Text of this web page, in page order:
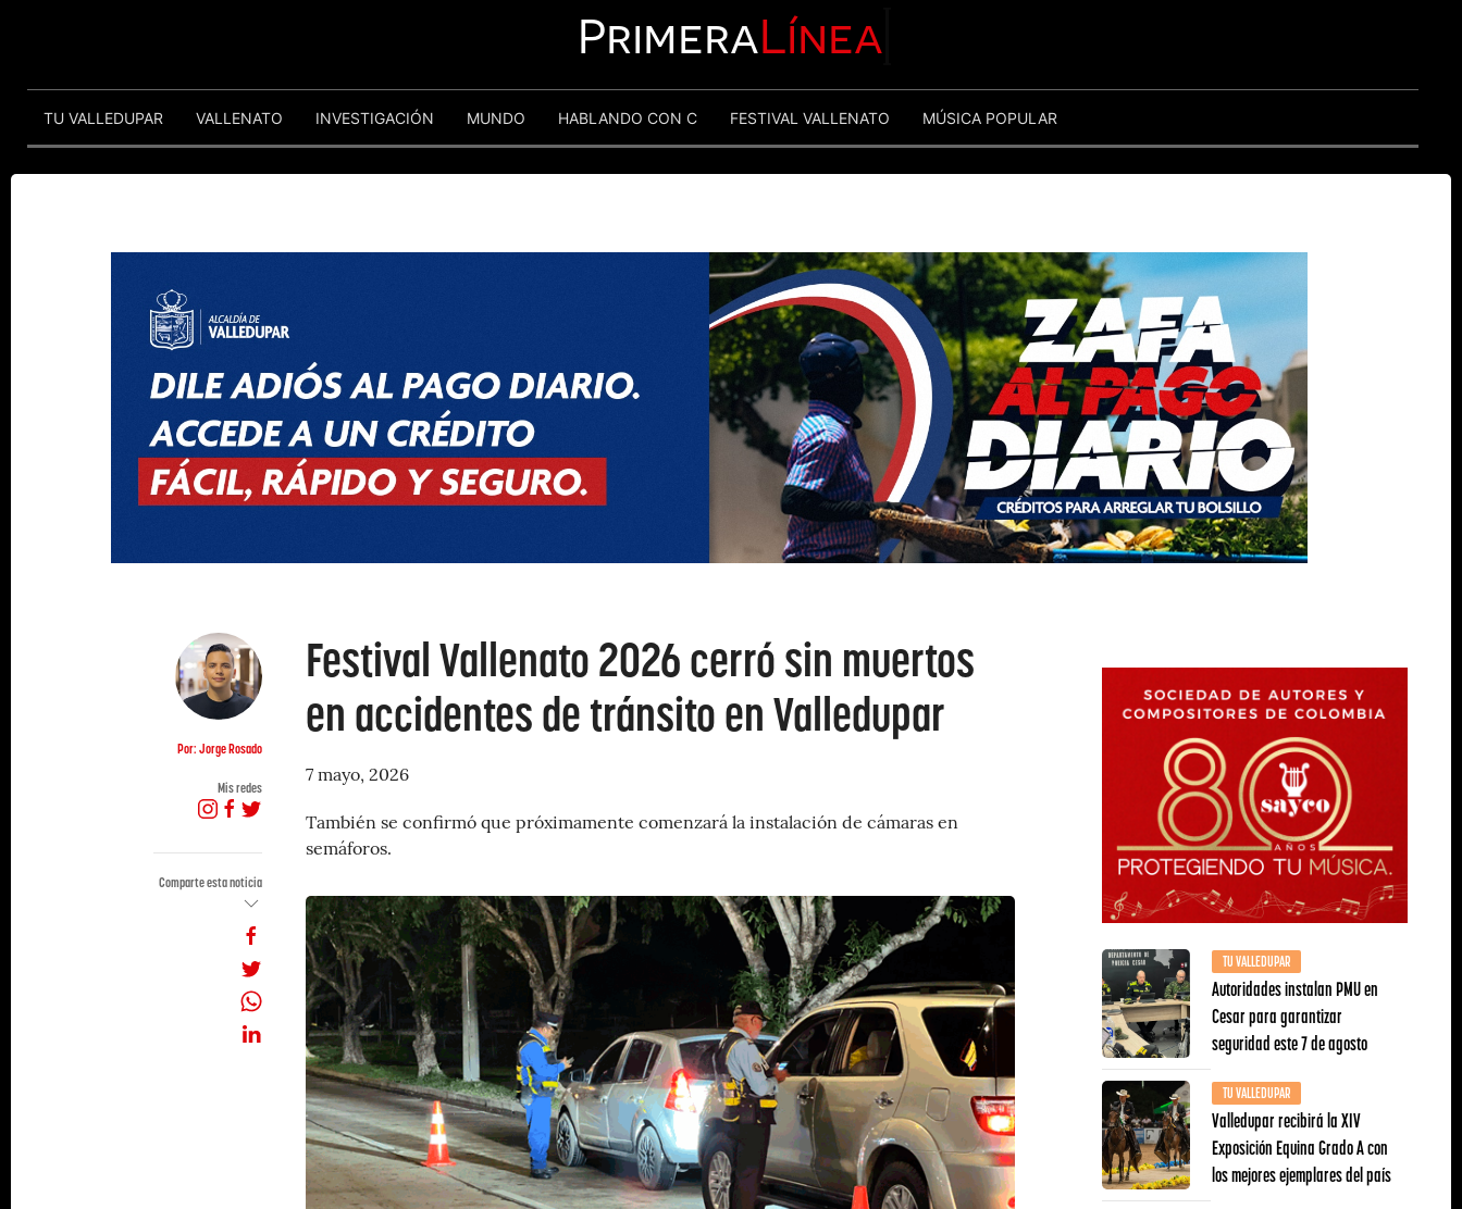
PrimeraLínea
TU VALLEDUPAR VALLENATO INVESTIGACIÓN MUNDO HABLANDO CON C FESTIVAL VALLENATO MÚSICA POPULAR
Por: Jorge Rosado
Mis redes
Comparte esta noticia
Festival Vallenato 2026 cerró sin muertos
en accidentes de tránsito en Valledupar
7 mayo, 2026
También se confirmó que próximamente comenzará la instalación de cámaras en
semáforos.
TU VALLEDUPAR
Autoridades instalan PMU en
Cesar para garantizar
seguridad este 7 de agosto
TU VALLEDUPAR
Valledupar recibirá la XIV
Exposición Equina Grado A con
los mejores ejemplares del país